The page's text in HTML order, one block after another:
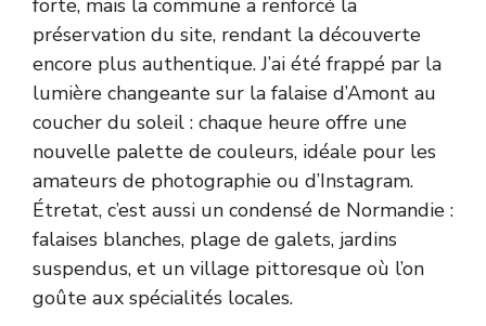
forte, mais la commune a renforcé la
préservation du site, rendant la découverte
encore plus authentique. J’ai été frappé par la
lumière changeante sur la falaise d’Amont au
coucher du soleil : chaque heure offre une
nouvelle palette de couleurs, idéale pour les
amateurs de photographie ou d’Instagram.
Étretat, c’est aussi un condensé de Normandie :
falaises blanches, plage de galets, jardins
suspendus, et un village pittoresque où l’on
goûte aux spécialités locales.